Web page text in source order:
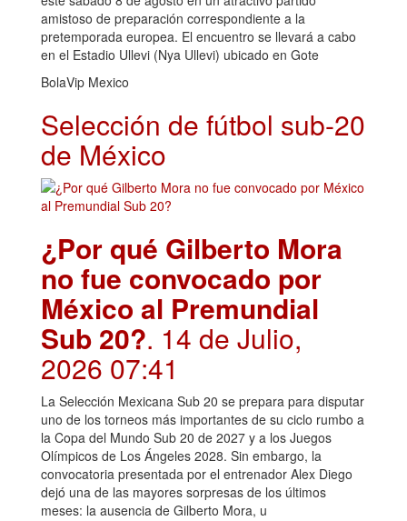
amistoso de preparación correspondiente a la
pretemporada europea. El encuentro se llevará a cabo
en el Estadio Ullevi (Nya Ullevi) ubicado en Gote
BolaVip Mexico
Selección de fútbol sub-20
de México
¿Por qué Gilberto Mora
no fue convocado por
México al Premundial
Sub 20?. 14 de Julio,
2026 07:41
La Selección Mexicana Sub 20 se prepara para disputar
uno de los torneos más importantes de su ciclo rumbo a
la Copa del Mundo Sub 20 de 2027 y a los Juegos
Olímpicos de Los Ángeles 2028. Sin embargo, la
convocatoria presentada por el entrenador Alex Diego
dejó una de las mayores sorpresas de los últimos
meses: la ausencia de Gilberto Mora, u